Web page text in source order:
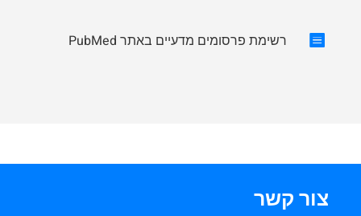
 רשימת פרסומים מדעיים באתר PubMed
צור קשר